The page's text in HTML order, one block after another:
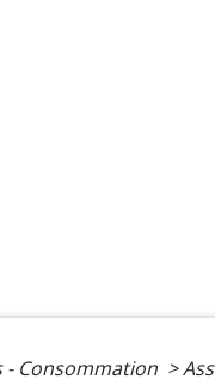
- Consommation >